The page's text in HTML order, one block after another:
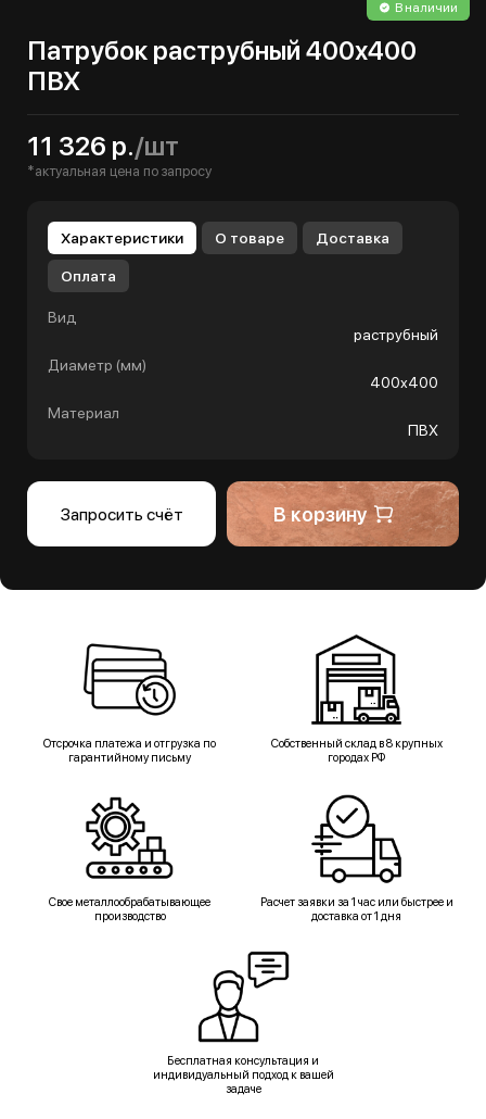
В наличии
Патрубок раструбный 400х400
ПВХ
11 326 р./шт
*актуальная цена по запросу
Характеристики О товаре Доставка
Оплата
Вид
раструбный
Диаметр (мм)
400х400
Материал
ПВХ
Запросить счёт В корзину
Отсрочка платежа и отгрузка по
гарантийному письму
Собственный склад в 8 крупных
городах РФ
Свое металлообрабатывающее
производство
Расчет заявки за 1 час или быстрее и
доставка от 1 дня
Бесплатная консультация и
индивидуальный подход к вашей
задаче